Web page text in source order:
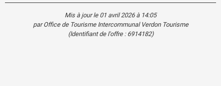
Mis à jour le 01 avril 2026 à 14:05
par Office de Tourisme Intercommunal Verdon Tourisme
(Identifiant de l'offre : 6914182)